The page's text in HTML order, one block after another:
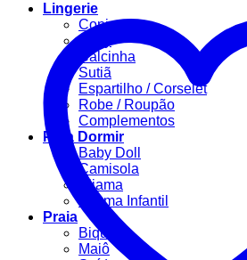
Lingerie
Conjuntos
Body
Calcinha
Sutiã
Espartilho / Corselet
Robe / Roupão
Complementos
Para Dormir
Baby Doll
Camisola
Pijama
Pijama Infantil
Praia
Biquíni
Maiô